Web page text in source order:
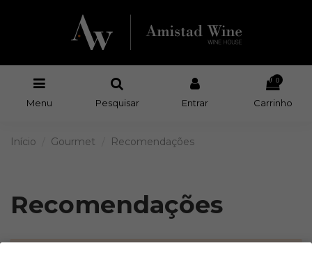
Menu Pesquisar Entrar
0
Carrinho
Início Gourmet Recomendações
Recomendações